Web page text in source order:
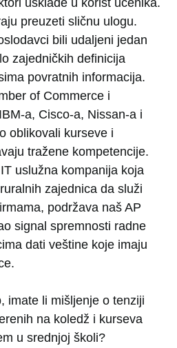
usklade u korist učenika.
preuzeti sličnu ulogu.
bili udaljeni jedan
zajedničkih definicija
povratnih informacija.
of Commerce i
a, Cisco-a, Nissan-a i
oblikovali kurseve i
tražene kompetencije.
uslužna kompanija koja
zajednica da služi
podržava naš AP
signal spremnosti radne
dati veštine koje imaju
imate li mišljenje o tenziji
na koledž i kurseva
u srednjoj školi?